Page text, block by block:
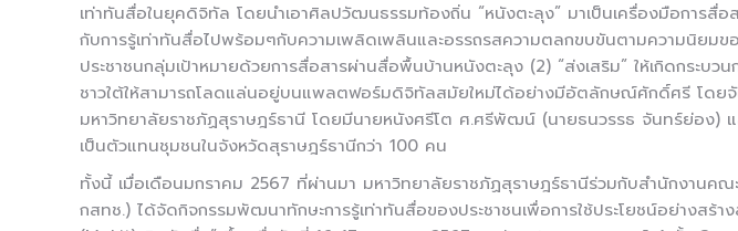
เท่าทันสื่อในยุคดิจิทัล โดยนำเอาศิลปวัฒนธรรมท้องถิ่น “หนังตะลุง” มาเป็นเครื่องมือการสื่อส
กับการรู้เท่าทันสื่อไปพร้อมๆกับความเพลิดเพลินและอรรถรสความตลกขบขันตามความนิยม
ประชาชนกลุ่มเป้าหมายด้วยการสื่อสารผ่านสื่อพื้นบ้านหนังตะลุง (2) “ส่งเสริม” ให้เกิดกระ
ชาวใต้ให้สามารถโลดแล่นอยู่บนแพลตฟอร์มดิจิทัลสมัยใหม่ได้อย่างมีอัตลักษณ์ศักดิ์ศรี โด
มหาวิทยาลัยราชภัฏสุราษฎร์ธานี โดยมีนายหนังศรีโต ศ.ศรีพัฒน์ (นายธนวรรธ จันทร์ย่อง)
เป็นตัวแทนชุมชนในจังหวัดสุราษฎร์ธานีกว่า 100 คน
ทั้งนี้ เมื่อเดือนมกราคม 2567 ที่ผ่านมา มหาวิทยาลัยราชภัฏสุราษฎร์ธานีร่วมกับสำนักงานคณ
กสทช.) ได้จัดกิจกรรมพัฒนาทักษะการรู้เท่าทันสื่อของประชาชนเพื่อการใช้ประโยชน์อย่างส